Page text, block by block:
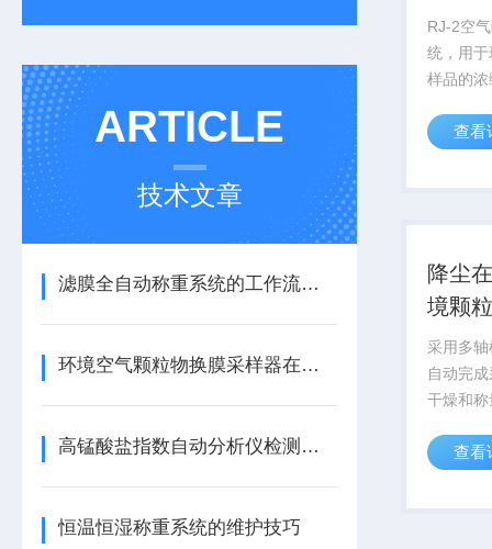
ARTICLE
技术文章
滤膜全自动称重系统的工作流程介绍
环境空气颗粒物换膜采样器在使用中出现故障怎么处理？
高锰酸盐指数自动分析仪检测原理与应用要点全解析
恒温恒湿称重系统的维护技巧
样
RJ-2空
统，用
样品的
缩、蒸
捷，降
查看
降尘
境颗
采用多
自动完
干燥和
水、自
防雨、防
查看